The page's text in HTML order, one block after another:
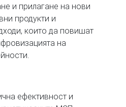
и прилагане на нови
продукти и
които да повишат
на
ефективност и